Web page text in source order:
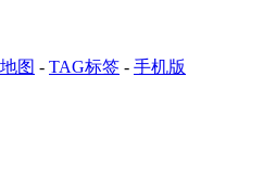
图 - TAG标签 - 手机版